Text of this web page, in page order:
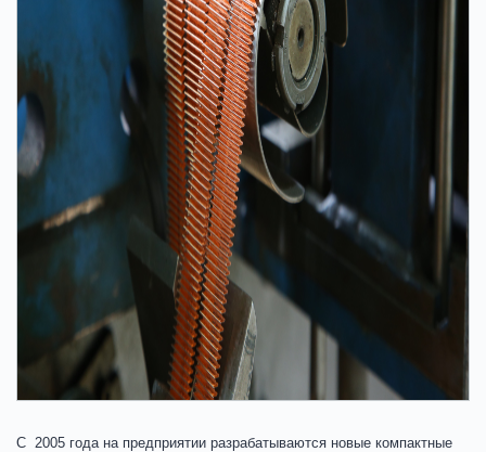
С 2005 года на предприятии разрабатываются новые компактные